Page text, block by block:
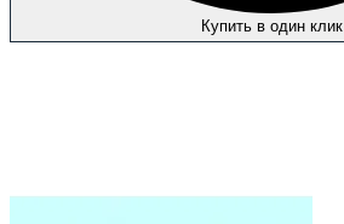
Купить в один клик